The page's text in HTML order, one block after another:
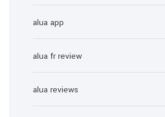
alua app
alua fr review
alua reviews